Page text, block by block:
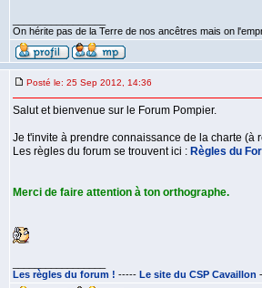
On hérite pas de la Terre de nos ancêtres mais on
Posté le: 25 Sep 2012, 14:36
Salut et bienvenue sur le Forum Pompier.
Je t'invite à prendre connaissance de la charte
Les règles du forum se trouvent ici : Règles du
Merci de faire attention à ton orthographe.
Les règles du forum ! ----- Le site du CSP Cavaillon